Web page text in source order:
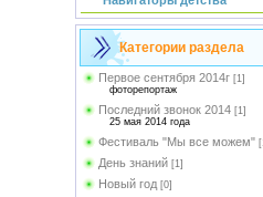
Категории раздела
Первое сентября 2014г [1]
фоторепортаж
Последний звонок 2014 [1]
25 мая 2014 года
Фестиваль "Мы все можем"
День знаний [1]
Новый год [0]